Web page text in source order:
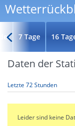
7 Tage 16
Daten der
Leider sind keine